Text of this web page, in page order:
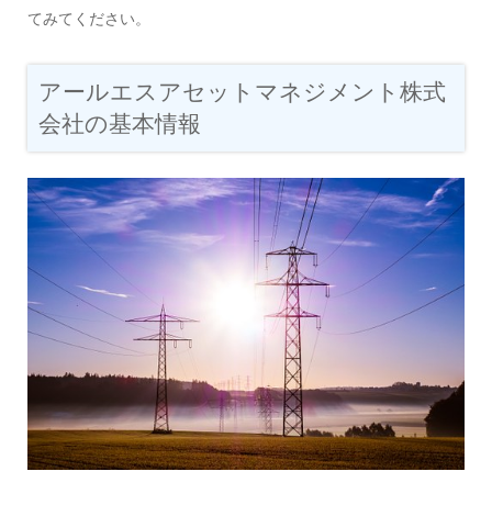
てみてください。
アールエスアセットマネジメント株式
会社の基本情報